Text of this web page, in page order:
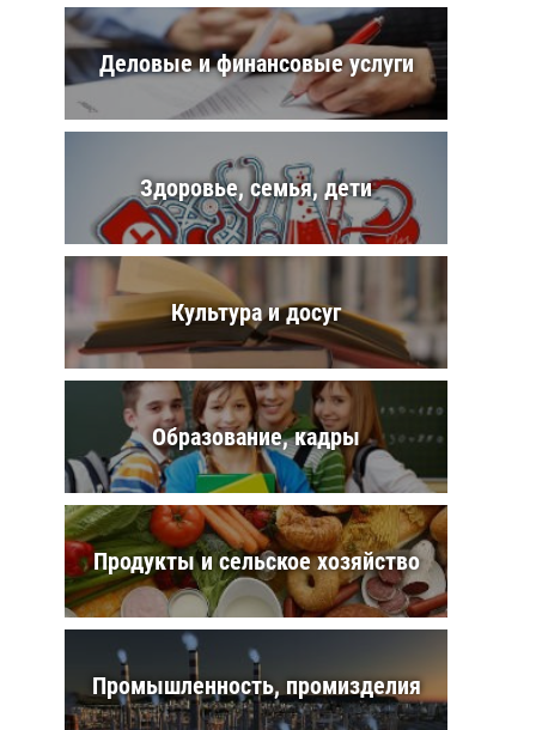
Деловые и финансовые услуги
Здоровье, семья, дети
Культура и досуг
Образование, кадры
Продукты и сельское хозяйство
Промышленность, промизделия